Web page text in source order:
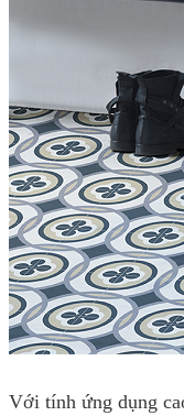
Với tính ứng dụng